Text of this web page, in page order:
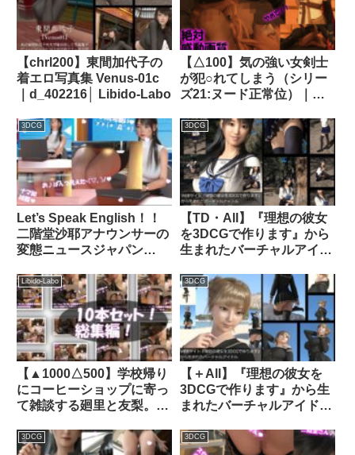
【chrl200】東間加代子の
着エロ写真集 Venus-01c
｜d_402216│ Libido-Labo
【△100】気の強い女剣士
が犯○れてしまう（シリー
ズ21:ヌード正常位）｜
3DCG
Let’s Speak English！！
二階堂沙耶アナウンサーの
変態ニュースジャパン
外編＃008［深夜残業パン
チラ］PV08｜品番
d_420943
3DCG
【TD・All】『理想の彼女
を3DCGで作ります』から
生まれたバーチャルアイド
集:Aiko-10（あいこ10）｜
d_202675│ Libido-Labo
Libido-Labo
【▲1000△500】学校帰り
にコーヒーショップに寄っ
て雑談する廻里と友梨。
お得な総集編！）｜
3DCG
【＋All】『理想の彼女を
3DCGで作ります』から生
まれたバーチャルアイドル
ぐり）」のJK風写真
3DCG 3DCG